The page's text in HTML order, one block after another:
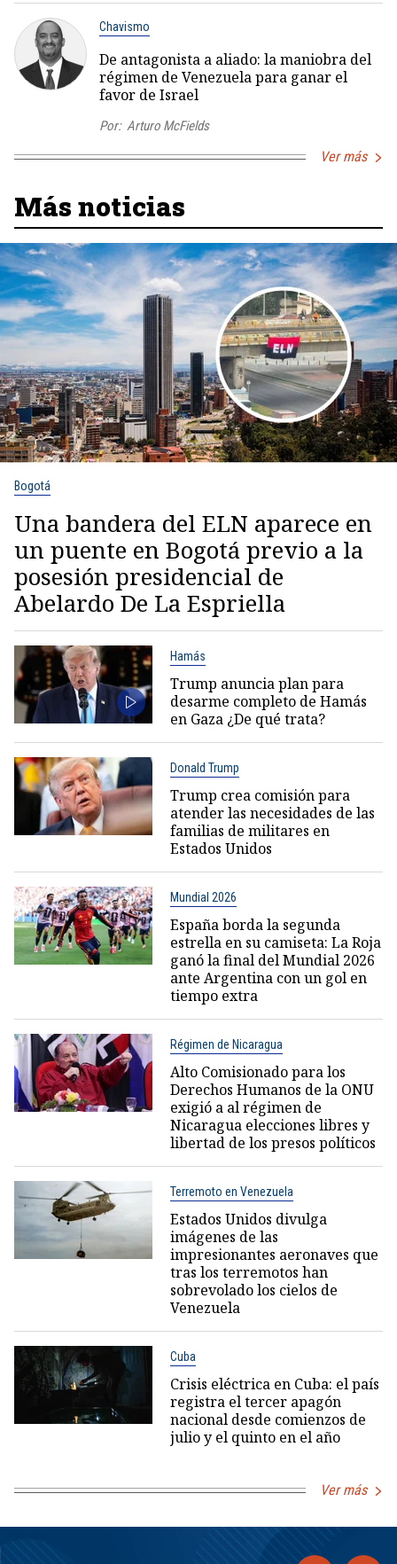
Chavismo
De antagonista a aliado: la maniobra del
régimen de Venezuela para ganar el
favor de Israel
Por: Arturo McFields
Ver más
Más noticias
Bogotá
Una bandera del ELN aparece en
un puente en Bogotá previo a la
posesión presidencial de
Abelardo De La Espriella
Hamás
Trump anuncia plan para
desarme completo de Hamás
en Gaza ¿De qué trata?
Donald Trump
Trump crea comisión para
atender las necesidades de las
familias de militares en
Estados Unidos
Mundial 2026
España borda la segunda
estrella en su camiseta: La Roja
ganó la final del Mundial 2026
ante Argentina con un gol en
tiempo extra
Régimen de Nicaragua
Alto Comisionado para los
Derechos Humanos de la ONU
exigió a al régimen de
Nicaragua elecciones libres y
libertad de los presos políticos
Terremoto en Venezuela
Estados Unidos divulga
imágenes de las
impresionantes aeronaves que
tras los terremotos han
sobrevolado los cielos de
Venezuela
Cuba
Crisis eléctrica en Cuba: el país
registra el tercer apagón
nacional desde comienzos de
julio y el quinto en el año
Ver más